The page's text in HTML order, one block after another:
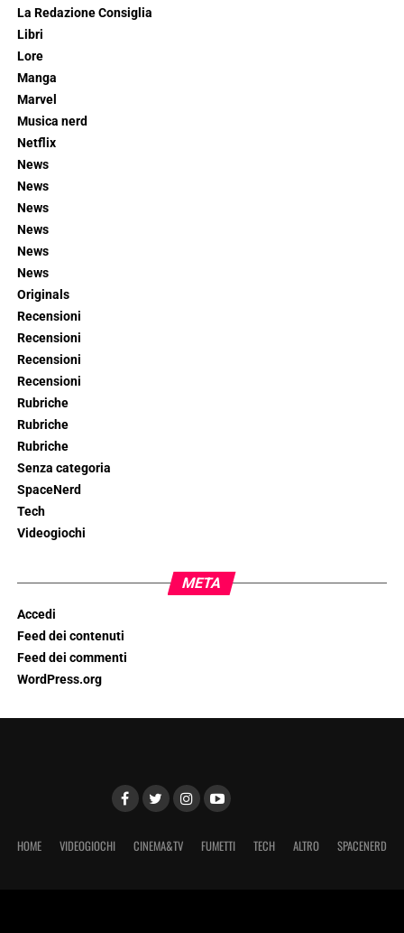
La Redazione Consiglia
Libri
Lore
Manga
Marvel
Musica nerd
Netflix
News
News
News
News
News
News
Originals
Recensioni
Recensioni
Recensioni
Recensioni
Rubriche
Rubriche
Rubriche
Senza categoria
SpaceNerd
Tech
Videogiochi
META
Accedi
Feed dei contenuti
Feed dei commenti
WordPress.org
HOME VIDEOGIOCHI CINEMA&TV FUMETTI TECH ALTRO SPACENERD